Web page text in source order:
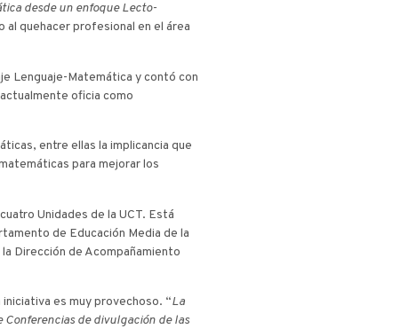
desde un enfoque Lecto-
quehacer profesional en el área
Lenguaje-Matemática y contó con
oficia como
entre ellas la implicancia que
para mejorar los
Unidades de la UCT. Está
de Educación Media de la
Dirección de Acompañamiento
es muy provechoso. “La
de divulgación de las